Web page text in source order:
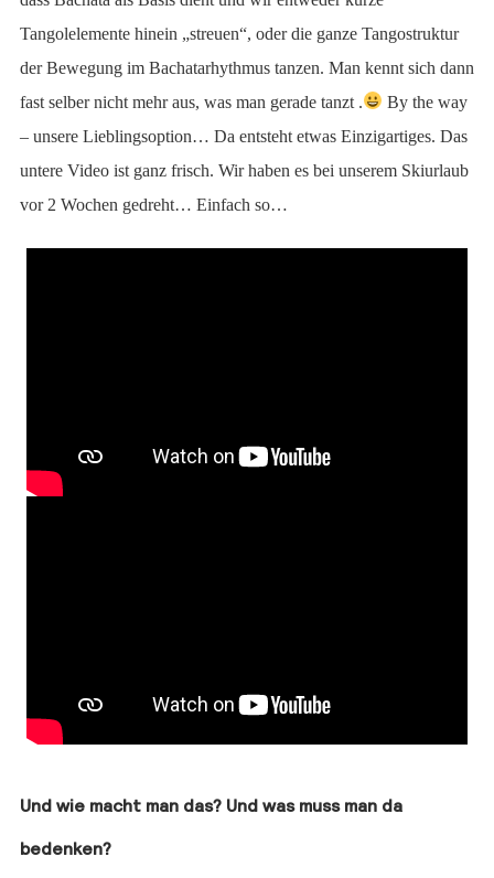
Tangolelemente hinein „streuen“, oder die ganze Tangostruktur
der Bewegung im Bachatarhythmus tanzen. Man kennt sich dann
fast selber nicht mehr aus, was man gerade tanzt .
By the way
– unsere Lieblingsoption… Da entsteht etwas Einzigartiges. Das
untere Video ist ganz frisch. Wir haben es bei unserem Skiurlaub
vor 2 Wochen gedreht… Einfach so…
Und wie macht man das? Und was muss man da
bedenken?